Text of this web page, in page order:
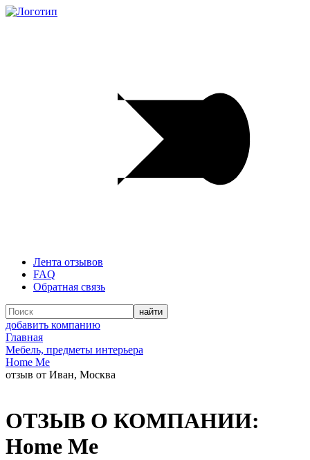
Лента отзывов
FAQ
Обратная связь
добавить компанию
Главная
Мебель, предметы интерьера
Home Me
отзыв от Иван, Москва
ОТЗЫВ О КОМПАНИИ:
Home Me